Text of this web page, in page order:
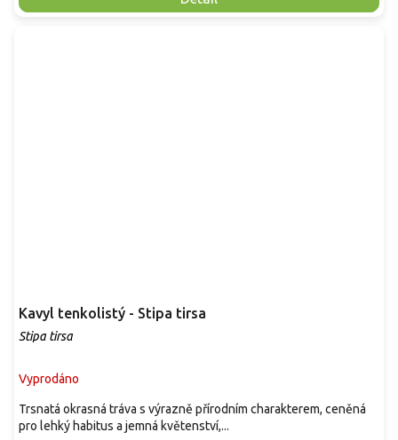
Kavyl tenkolistý - Stipa tirsa
Stipa tirsa
Vyprodáno
Trsnatá okrasná tráva s výrazně přírodním charakterem, ceněná
pro lehký habitus a jemná květenství,...